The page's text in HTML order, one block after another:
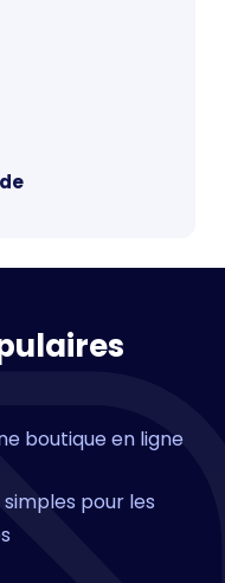
boutique en ligne
pour les